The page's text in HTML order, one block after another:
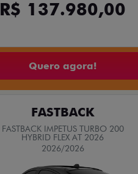
R$ 137.980,00
Quero agora!
FASTBACK
FASTBACK IMPETUS TURBO 200
HYBRID FLEX AT 2026
2026/2026